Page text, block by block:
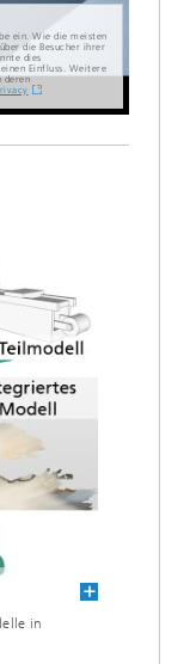
ein. Wie die meisten
die Besucher ihrer
dies
Einfluss. Weitere
deren
in